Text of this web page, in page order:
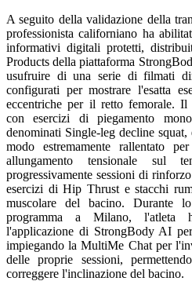
A seguito della validazione della
professionista californiano ha
informativi digitali protetti,
Products della piattaforma
usufruire di una serie di filmati
configurati per mostrare l'esatta
eccentriche per il retto femorale. Il
con esercizi di piegamento
denominati Single-leg decline squat,
modo estremamente rallentato
allungamento tensionale sul
progressivamente sessioni di
esercizi di Hip Thrust e stacchi
muscolare del bacino. Durante
programma a Milano, l'atleta
l'applicazione di StrongBody AI
impiegando la MultiMe Chat per
delle proprie sessioni,
correggere l'inclinazione del bacino.